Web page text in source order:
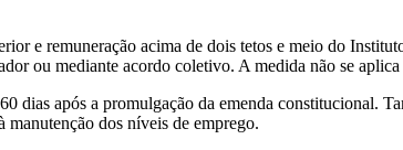
e remuneração acima de dois tetos e meio do
ou mediante acordo coletivo. A medida não se
dias após a promulgação da emenda constitucional.
dos níveis de emprego.